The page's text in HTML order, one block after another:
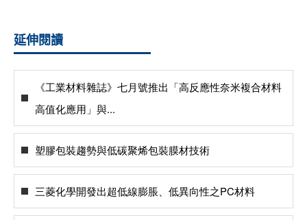
延伸閱讀
《工業材料雜誌》七月號推出「高反應性奈米複合材料
高值化應用」與...
塑膠包裝趨勢與低碳聚烯包裝膜材技術
三菱化學開發出超低線膨脹、低異向性之PC材料